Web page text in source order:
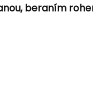
beraním